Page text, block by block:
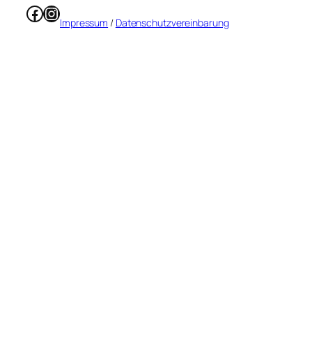
Facebook
Instagram
Impressum / Datenschutzvereinbarung